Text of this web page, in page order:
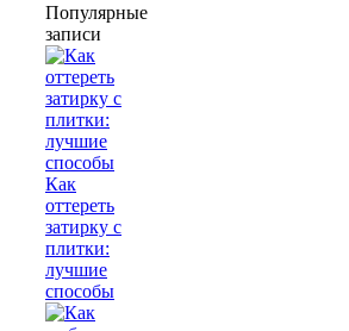
Популярные
записи
Как
оттереть
затирку с
плитки:
лучшие
способы